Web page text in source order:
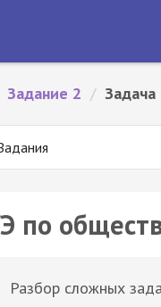
Задание 2 / Задача
по
Разбор сложных